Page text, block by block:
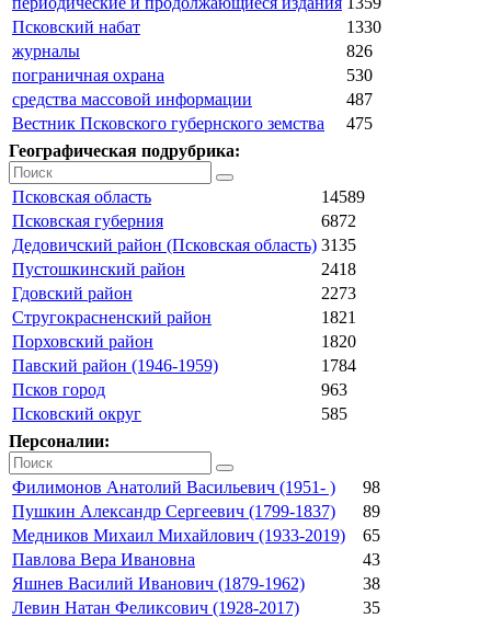
Псковский набат
1330
журналы
826
пограничная охрана
530
средства массовой информации
487
Вестник Псковского губернского земства
475
Географическая подрубрика:
Псковская область
14589
Псковская губерния
6872
Дедовичский район (Псковская область) 3135
Пустошкинский район
2418
Гдовский район
2273
Стругокрасненский район
1821
Порховский район
1820
Павский район (1946-1959)
1784
Псков город
963
Псковский округ
585
Персоналии:
Филимонов Анатолий Васильевич (1951- )
98
Пушкин Александр Сергеевич (1799-1837)
89
Медников Михаил Михайлович (1933-2019)
65
Павлова Вера Ивановна
43
Яшнев Василий Иванович (1879-1962)
38
Левин Натан Феликсович (1928-2017)
35